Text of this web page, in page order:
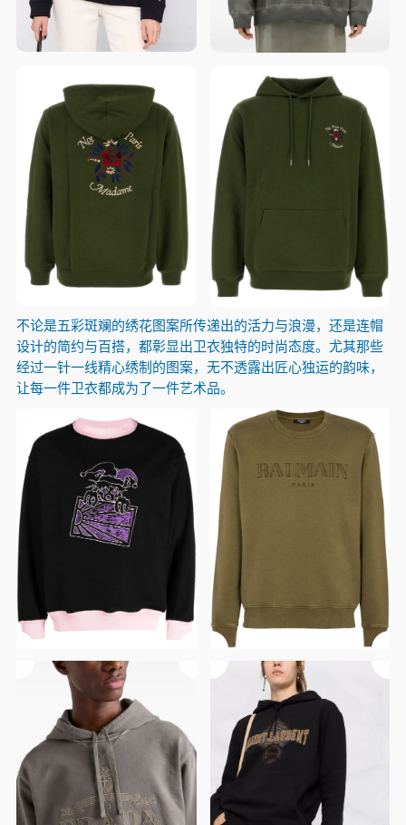
不论是五彩斑斓的绣花图案所传递出的活力与浪漫，还是连帽
设计的简约与百搭，都彰显出卫衣独特的时尚态度。尤其那些
经过一针一线精心绣制的图案，无不透露出匠心独运的韵味，
让每一件卫衣都成为了一件艺术品。